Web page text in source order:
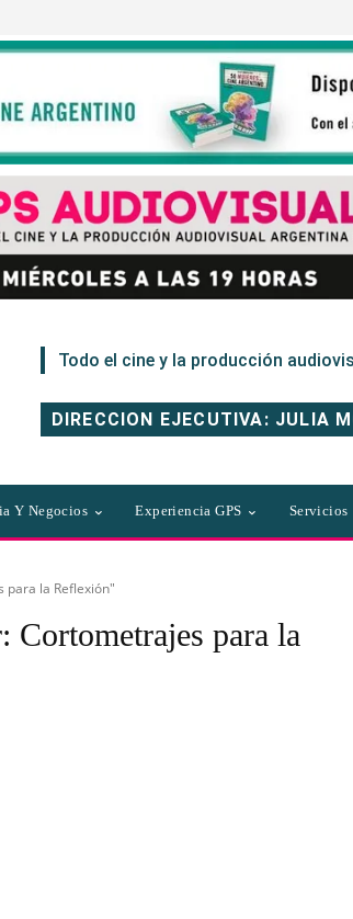
Todo el cine y la producción
DIRECCION EJECUTIVA: JULIA
Y Negocios Experiencia GPS Servicios
para la Reflexión"
Cortometrajes para la